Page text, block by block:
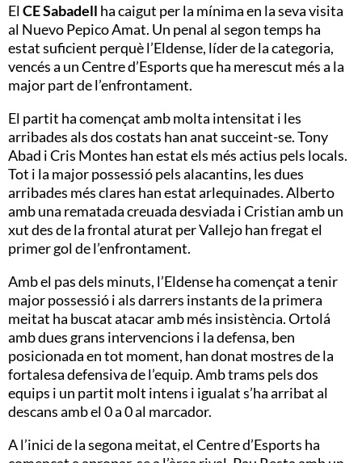
ElCE Sabadell ha caigut per la mínima en la seva visita
al Nuevo Pepico Amat. Un penal al segon temps ha
estat suficient perquè l’Eldense, líder de la categoria,
vencés a un Centre d’Esports que ha merescut més a la
major part de l’enfrontament.
El partit ha començat amb molta intensitat i les
arribades als dos costats han anat succeint-se. Tony
Abad i Cris Montes han estat els més actius pels locals.
Tot i la major possessió pels alacantins, les dues
arribades més clares han estat arlequinades. Alberto
amb una rematada creuada desviada i Cristian amb un
xut des de la frontal aturat per Vallejo han fregat el
primer gol de l’enfrontament.
Amb el pas dels minuts, l’Eldense ha començat a tenir
major possessió i als darrers instants de la primera
meitat ha buscat atacar amb més insistència. Ortolá
amb dues grans intervencions i la defensa, ben
posicionada en tot moment, han donat mostres de la
fortalesa defensiva de l’equip. Amb trams pels dos
equips i un partit molt intens i igualat s’ha arribat al
descans amb el 0 a 0 al marcador.
A l’inici de la segona meitat, el Centre d’Esports ha